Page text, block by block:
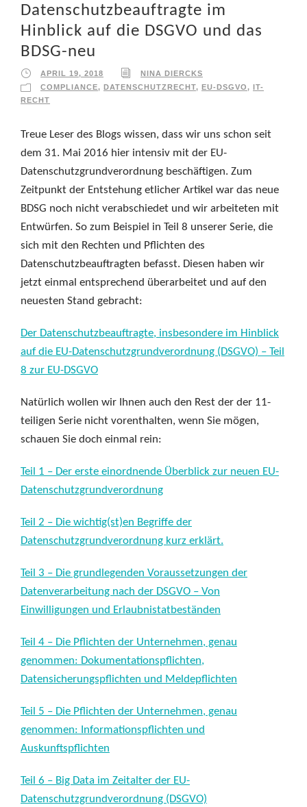
Datenschutzbeauftragte im
Hinblick auf die DSGVO und das
BDSG-neu
APRIL 19, 2018
NINA DIERCKS
COMPLIANCE, DATENSCHUTZRECHT, EU-DSGVO,
IT-
RECHT
Treue Leser des Blogs wissen, dass wir uns schon seit
dem 31. Mai 2016 hier intensiv mit der EU-
Datenschutzgrundverordnung beschäftigen. Zum
Zeitpunkt der Entstehung etlicher Artikel war das neue
BDSG noch nicht verabschiedet und wir arbeiteten mit
Entwürfen. So zum Beispiel in Teil 8 unserer Serie, die
sich mit den Rechten und Pflichten des
Datenschutzbeauftragten befasst. Diesen haben wir
jetzt einmal entsprechend überarbeitet und auf den
neuesten Stand gebracht:
Der Datenschutzbeauftragte, insbesondere im Hinblick
auf die EU-Datenschutzgrundverordnung (DSGVO) – Teil
8 zur EU-DSGVO
Natürlich wollen wir Ihnen auch den Rest der der 11-
teiligen Serie nicht vorenthalten, wenn Sie mögen,
schauen Sie doch einmal rein:
Teil 1 – Der erste einordnende Überblick zur neuen EU-
Datenschutzgrundverordnung
Teil 2 – Die wichtig(st)en Begriffe der
Datenschutzgrundverordnung kurz erklärt.
Teil 3 – Die grundlegenden Voraussetzungen der
Datenverarbeitung nach der DSGVO – Von
Einwilligungen und Erlaubnistatbeständen
Teil 4 – Die Pflichten der Unternehmen, genau
genommen: Dokumentationspflichten,
Datensicherungspflichten und Meldepflichten
Teil 5 – Die Pflichten der Unternehmen, genau
genommen: Informationspflichten und
Auskunftspflichten
Teil 6 – Big Data im Zeitalter der EU-
Datenschutzgrundverordnung (DSGVO)